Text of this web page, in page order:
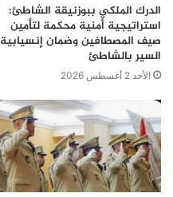
الدرك الملكي ببوزنيقة الشاطئ:
استراتيجية أمنية محكمة لتأمين
صيف المصطافين وضمان إنسيابية
السير بالشاطئ
الأحد 2 أغسطس 2026